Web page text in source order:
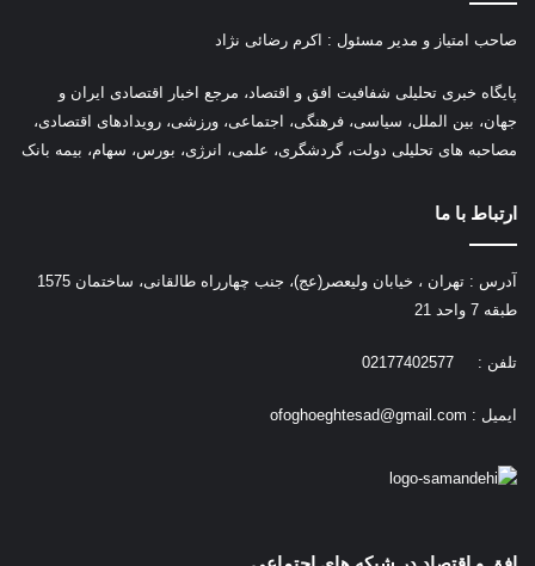
صاحب امتیاز و مدیر مسئول : اکرم رضائی نژاد
پایگاه خبری تحلیلی شفافیت افق و اقتصاد، مرجع اخبار اقتصادی ایران و
جهان، بین الملل، سیاسی، فرهنگی، اجتماعی، ورزشی، رویدادهای اقتصادی،
مصاحبه های تحلیلی دولت، گردشگری، علمی، انرژی، بورس، سهام، بیمه بانک
ارتباط با ما
آدرس : تهران ، خیابان ولیعصر(عج)، جنب چهارراه طالقانی، ساختمان 1575
طبقه 7 واحد 21
تلفن : 02177402577
ایمیل : ofoghoeghtesad@gmail.com